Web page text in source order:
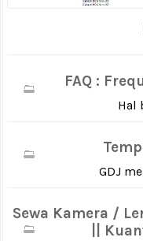
FAQ :
Hal
GDJ
Sewa Kamera /
||